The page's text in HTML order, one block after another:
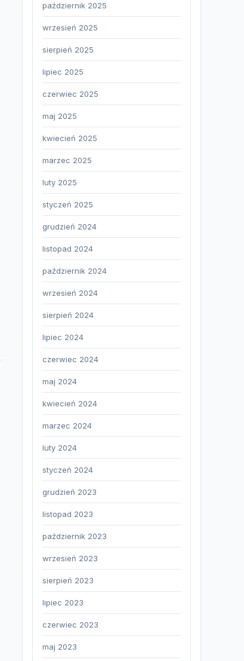
październik 2025
wrzesień 2025
sierpień 2025
lipiec 2025
czerwiec 2025
maj 2025
kwiecień 2025
marzec 2025
luty 2025
styczeń 2025
grudzień 2024
listopad 2024
październik 2024
wrzesień 2024
sierpień 2024
lipiec 2024
czerwiec 2024
maj 2024
kwiecień 2024
marzec 2024
luty 2024
styczeń 2024
grudzień 2023
listopad 2023
październik 2023
wrzesień 2023
sierpień 2023
lipiec 2023
czerwiec 2023
maj 2023